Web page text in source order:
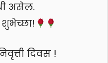
असेल.
शुभेच्छा!
दिवस !